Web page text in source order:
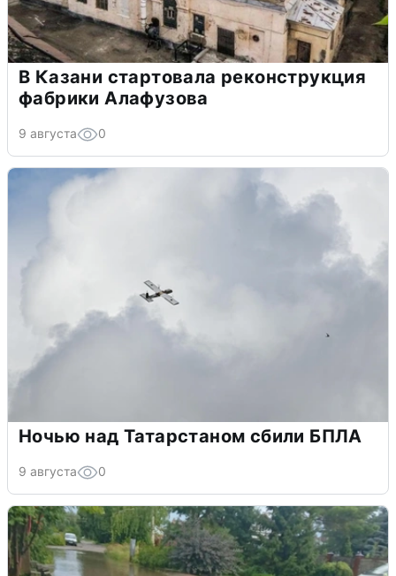
В Казани стартовала реконструкция
фабрики Алафузова
9 августа 0
Ночью над Татарстаном сбили БПЛА
9 августа 0